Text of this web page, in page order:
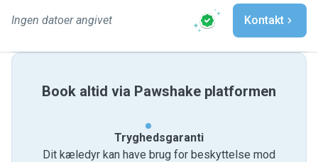
Ingen datoer angivet Kontakt
Book altid via Pawshake platformen
Tryghedsgaranti
Dit kæledyr kan have brug for beskyttelse mod